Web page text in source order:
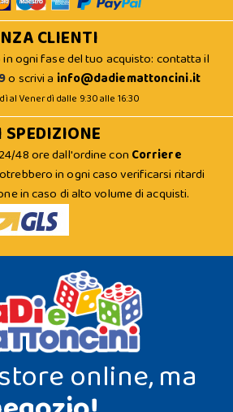
CLIENTI
in ogni fase del tuo acquisto: contatta il
o scrivi a info@dadiemattoncini.it
al Venerdì dalle 9:30 alle 16:30
48 ore dall'ordine con Corriere
in ogni caso verificarsi ritardi
in caso di alto volume di acquisti.
online, ma